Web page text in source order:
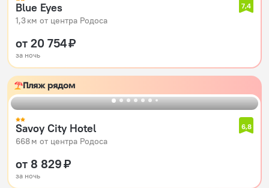
Blue Eyes
1,3 км от центра Родоса
7,4
от 20 754 ₽
за ночь
Пляж рядом
Savoy City Hotel
668 м от центра Родоса
6,8
от 8 829 ₽
за ночь